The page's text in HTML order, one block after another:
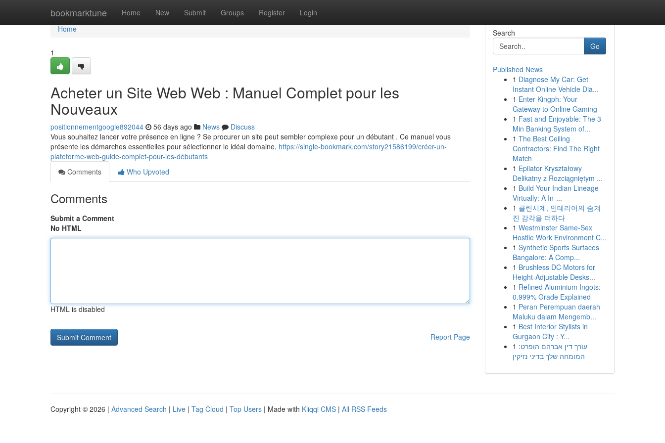
bookmarktune Home New Submit Groups Register Login
Home
Home
1
Acheter un Site Web Web : Manuel Complet pour les
Nouveaux
positionnementgoogle892044 56 days ago News
Discuss
Vous souhaitez lancer votre présence en ligne ? Se procurer un site peut sembler complexe pour un débutant . Ce manuel vous
présente les démarches essentielles pour sélectionner le idéal domaine, https://single-bookmark.com/story21586199/créer-un-
plateforme-web-guide-complet-pour-les-débutants
Comments
Who Upvoted
Comments
Submit a Comment
No HTML
HTML is disabled
Report Page
Search
Go
Published News
1 Diagnose My Car: Get
Instant Online Vehicle Dia...
1 Enter Kingph: Your
Gateway to Online Gaming
1 Fast and Enjoyable: The 3
Min Banking System of...
1 The Best Ceiling
Contractors: Find The Right
Match
1 Epilator Kryształowy
Delikatny z Rozciągniętym ...
1 Build Your Indian Lineage
Virtually: A In-...
1 클린시계, 인테리어의 숨겨
진 감각을 더하다
1 Westminster Same-Sex
Hostile Work Environment C...
1 Synthetic Sports Surfaces
Bangalore: A Comp...
1 Brushless DC Motors for
Height-Adjustable Desks...
1 Refined Aluminium Ingots:
0.999% Grade Explained
1 Peran Perempuan daerah
Maluku dalam Mengemb...
1 Best Interior Stylists in
Gurgaon City : Y...
1 עורך דין אברהם הופרט:
המומחה שלך בדיני נזיקין
Copyright © 2026 | Advanced Search | Live | Tag Cloud | Top Users | Made with Kliqqi CMS | All RSS Feeds